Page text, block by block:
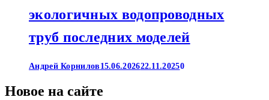
экологичных водопроводных
труб последних моделей
Андрей Корнилов 15.06.202622.11.20250
Новое на сайте